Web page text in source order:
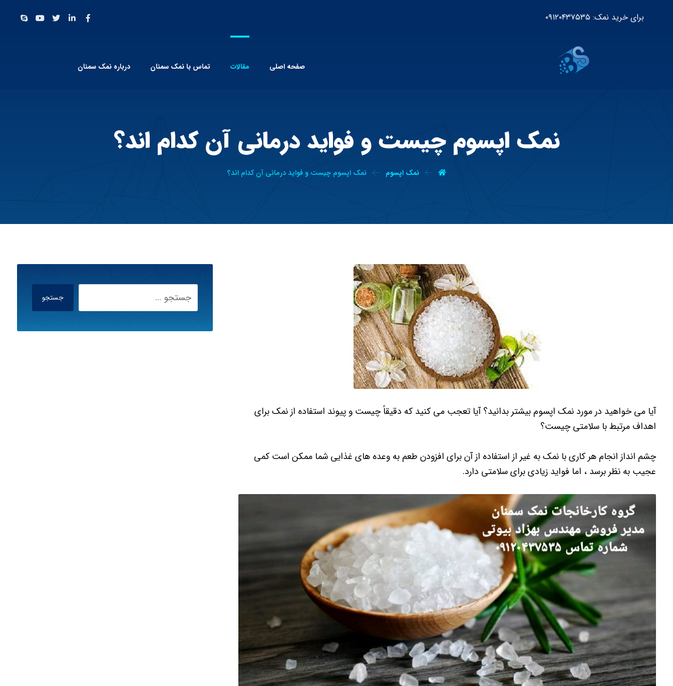
برای خرید نمک: ۰۹۱۲۰۴۳۷۵۳۵
صفحه اصلی مقالات تماس با نمک سمنان درباره نمک سمنان
نمک اپسوم چیست و فواید درمانی آن کدام اند؟
نمک اپسوم نمک اپسوم چیست و فواید درمانی آن کدام اند؟
آیا می خواهید در مورد نمک اپسوم بیشتر بدانید؟ آیا تعجب می کنید که دقیقاً چیست و پیوند استفاده از نمک برای
اهداف مرتبط با سلامتی چیست؟
چشم انداز انجام هر کاری با نمک به غیر از استفاده از آن برای افزودن طعم به وعده های غذایی شما ممکن است کمی
عجیب به نظر برسد ، اما فواید زیادی برای سلامتی دارد.
جستجو